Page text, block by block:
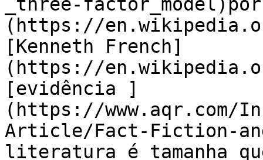
(https://
[Kenneth French]
(https://
[evidência ]
(https://www.aqr.com/
Article/Fact-Fiction-
literatura é tamanha